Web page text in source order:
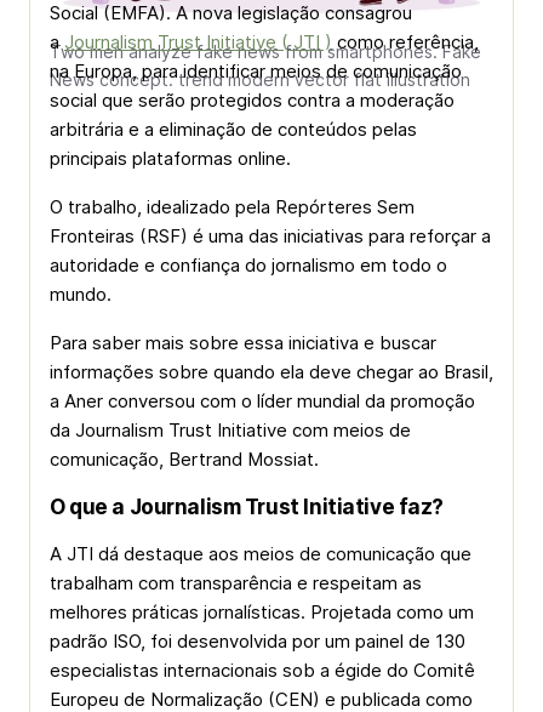
Two men analyze fake news from smartphones. Fake
News concept. trend modern vector flat illustration
Social (EMFA). A nova legislação consagrou
a Journalism Trust Initiative ( JTI ) como referência,
na Europa, para identificar meios de comunicação
social que serão protegidos contra a moderação
arbitrária e a eliminação de conteúdos pelas
principais plataformas online.
O trabalho, idealizado pela Repórteres Sem
Fronteiras (RSF) é uma das iniciativas para reforçar a
autoridade e confiança do jornalismo em todo o
mundo.
Para saber mais sobre essa iniciativa e buscar
informações sobre quando ela deve chegar ao Brasil,
a Aner conversou com o líder mundial da promoção
da Journalism Trust Initiative com meios de
comunicação, Bertrand Mossiat.
O que a Journalism Trust Initiative faz?
A JTI dá destaque aos meios de comunicação que
trabalham com transparência e respeitam as
melhores práticas jornalísticas. Projetada como um
padrão ISO, foi desenvolvida por um painel de 130
especialistas internacionais sob a égide do Comitê
Europeu de Normalização (CEN) e publicada como